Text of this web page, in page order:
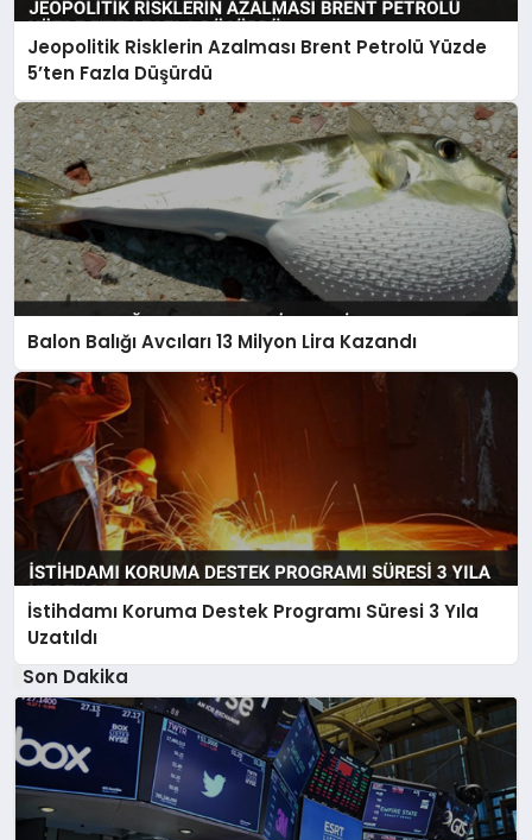
Jeopolitik Risklerin Azalması Brent Petrolü Yüzde
5’ten Fazla Düşürdü
Balon Balığı Avcıları 13 Milyon Lira Kazandı
İstihdamı Koruma Destek Programı Süresi 3 Yıla
Uzatıldı
Son Dakika